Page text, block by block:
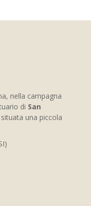
nella campagna
di San
una piccola